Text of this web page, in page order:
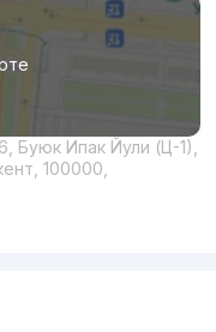
Буюк Ипак Йули (Ц-1),
100000,